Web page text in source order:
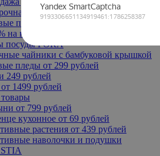
посуда
полотенца
на ковры
посуды FORA
чайники с бамбуковой крышкой
пледы от 299 рублей
249 рублей
1499 рублей
от 799 рублей
кухонное от 69 рублей
растения от 439 рублей
наволочки и подушки